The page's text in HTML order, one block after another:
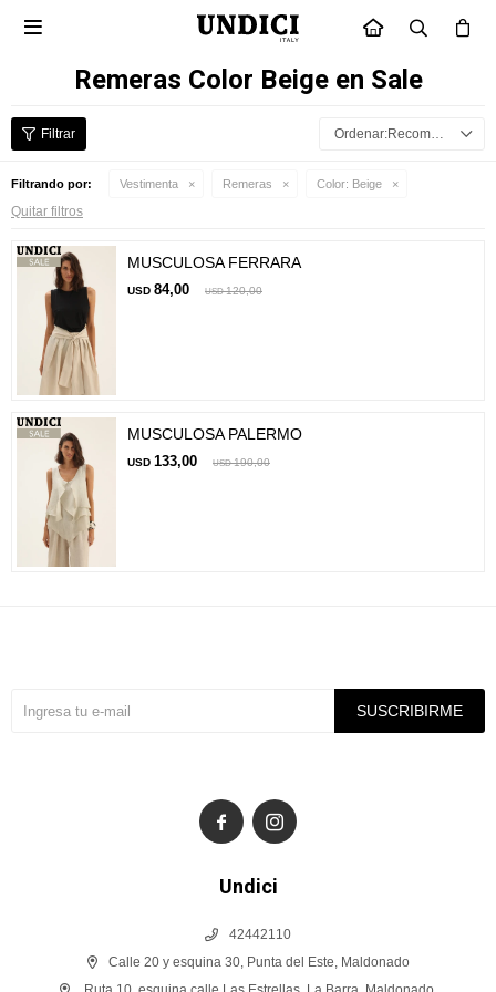
INICIO

Remeras Color Beige en Sale
Recomendados
Filtrando por: Vestimenta Remeras Color: Beige
Quitar filtros
MUSCULOSA FERRARA
USD 84,00 USD 120,00
MUSCULOSA PALERMO
USD 133,00 USD 190,00
Undici
42442110
Calle 20 y esquina 30, Punta del Este, Maldonado
SUSCRIBIRME
 